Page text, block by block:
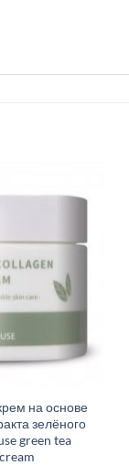
на основе
зелёного
green tea